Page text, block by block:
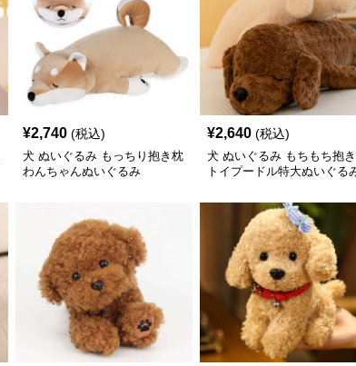
¥2,740 (税込)
犬 ぬいぐるみ もっちり抱き枕
わんちゃんぬいぐるみ
¥2,640 (税込)
犬 ぬいぐるみ もちもち抱
トイプードル特大ぬいぐる